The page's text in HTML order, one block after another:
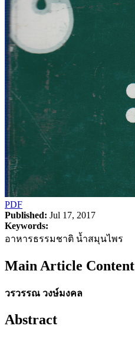
PDF
Published: Jul 17, 2017
Keywords:
อาหารธรรมชาติ น้ำสมุนไพร
Main Article Content
วรวรรณ วงษ์มงคล
Abstract